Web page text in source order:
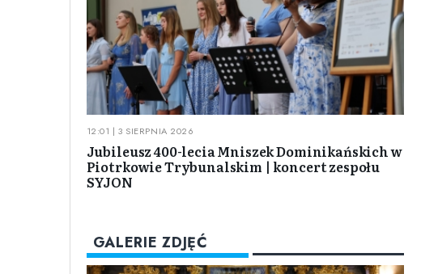
12:01 | 3 SIERPNIA 2026
Jubileusz 400-lecia Mniszek Dominikańskich w
Piotrkowie Trybunalskim | koncert zespołu
SYJON
GALERIE ZDJĘĆ